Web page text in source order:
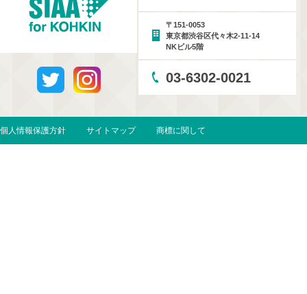
〒151-0053
東京都渋谷区代々木2-11-14
NKビル5階
03-6302-0021
個人情報保護方針 サイトマップ 商標に関して